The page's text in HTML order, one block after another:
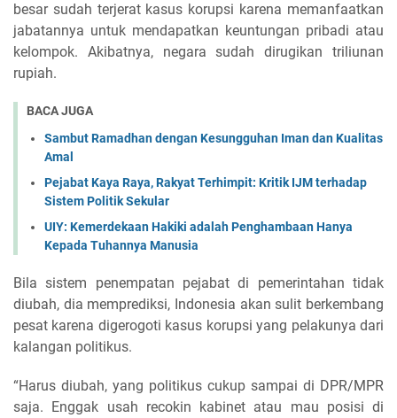
besar sudah terjerat kasus korupsi karena memanfaatkan
jabatannya untuk mendapatkan keuntungan pribadi atau
kelompok. Akibatnya, negara sudah dirugikan triliunan
rupiah.
BACA JUGA
Sambut Ramadhan dengan Kesungguhan Iman dan Kualitas
Amal
Pejabat Kaya Raya, Rakyat Terhimpit: Kritik IJM terhadap
Sistem Politik Sekular
UIY: Kemerdekaan Hakiki adalah Penghambaan Hanya
Kepada Tuhannya Manusia
Bila sistem penempatan pejabat di pemerintahan tidak
diubah, dia memprediksi, Indonesia akan sulit berkembang
pesat karena digerogoti kasus korupsi yang pelakunya dari
kalangan politikus.
“Harus diubah, yang politikus cukup sampai di DPR/MPR
saja. Enggak usah recokin kabinet atau mau posisi di